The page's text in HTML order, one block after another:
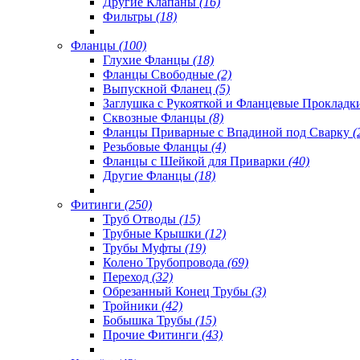
Фильтры (18)
Фланцы (100)
Глухие Фланцы (18)
Фланцы Свободные (2)
Выпускной Фланец (5)
Заглушка с Рукояткой и Фланцевые
Сквозные Фланцы (8)
Фланцы Приварные с Впадиной под Сварку
Резьбовые Фланцы (4)
Фланцы с Шейкой для Приварки (40)
Другие Фланцы (18)
Фитинги (250)
Труб Отводы (15)
Трубные Крышки (12)
Трубы Муфты (19)
Колено Трубопровода (69)
Переход (32)
Обрезанный Конец Трубы (3)
Тройники (42)
Бобышка Трубы (15)
Прочие Фитинги (43)